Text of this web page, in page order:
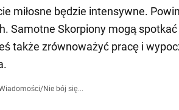
miłosne będzie intensywne.
Samotne Skorpiony mogą spotkać
także zrównoważyć pracę i
/Nie bój się...